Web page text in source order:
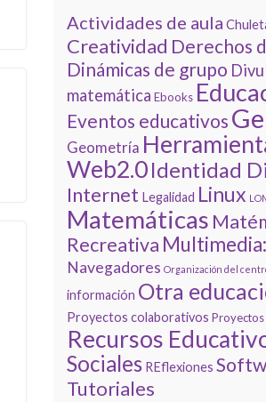
Actividades de aula
Creatividad Derechos
Dinámicas de grupo
matemática Ebooks
Eventos educativos
Geometría
Web2.0Identidad
Internet Legalidad Linux
Matemáticas
Recreativa
Navegadores Organización del
información Otra
Proyectos colaborativos
Recursos
Sociales REflexiones
Tutoriales